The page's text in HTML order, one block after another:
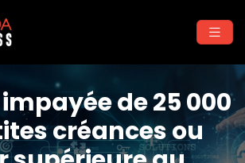
de 25 000
créances ou